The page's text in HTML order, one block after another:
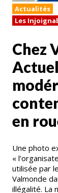
Actualités
Les
Chez
en
Une photo
«
utilisée par
Valmonde
illégalité. La